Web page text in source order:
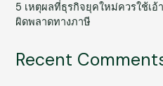
5 เหตุผลที่ธุรกิจยุคใหม่ควรใช้เ
ผิดพลาดทางภาษี
Recent